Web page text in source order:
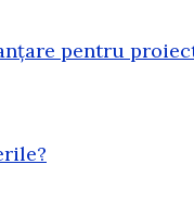
pentru